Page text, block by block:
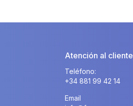
Atención al cliente
Teléfono:
+34 881 99 42 14
Email